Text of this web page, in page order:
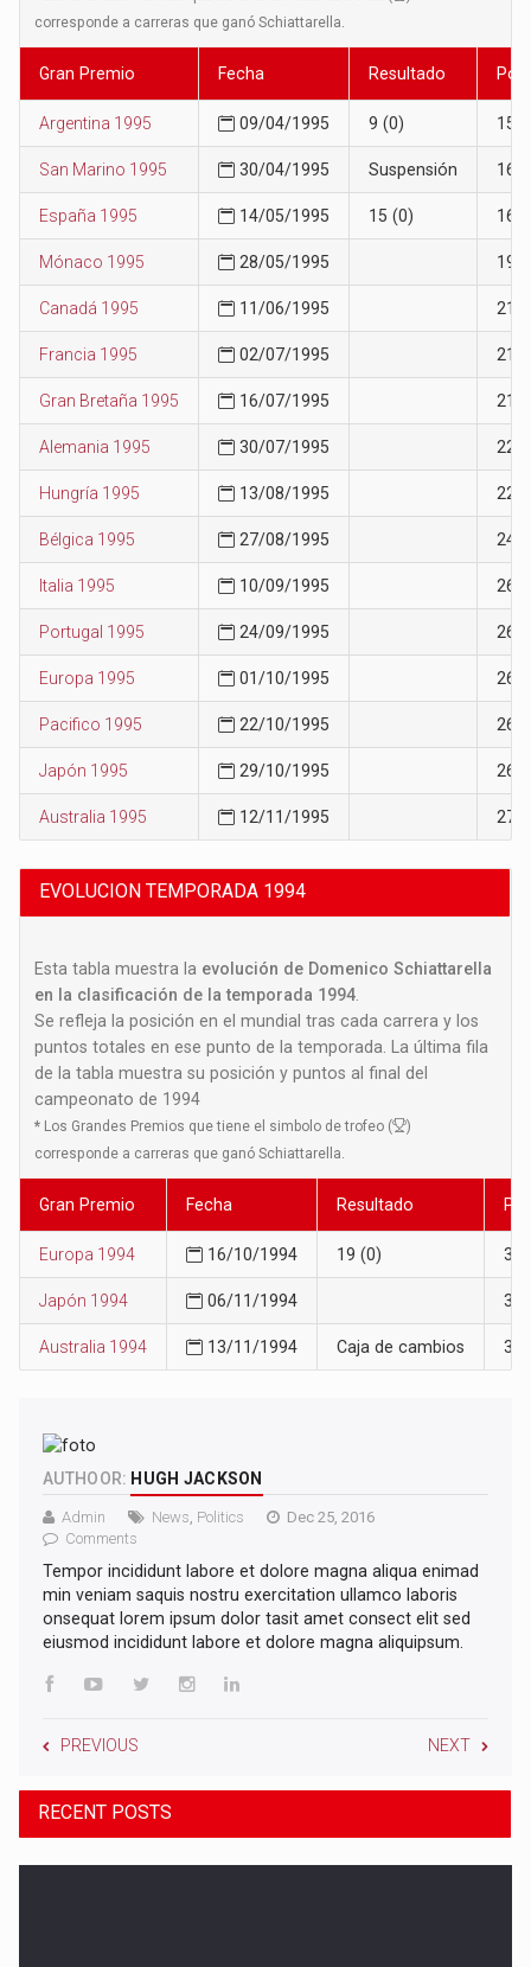
corresponde a carreras que ganó Schiattarella.
Gran Premio Fecha Resultado
Argentina 1995 09/04/1995 9 (0) 15
San Marino 1995 30/04/1995 Suspensión 16
España 1995 14/05/1995 15 (0) 16
Mónaco 1995 28/05/1995 19
Canadá 1995 11/06/1995 21
Francia 1995 02/07/1995 21
Gran Bretaña 1995 16/07/1995 21
Alemania 1995 30/07/1995 22
Hungría 1995 13/08/1995 22
Bélgica 1995 27/08/1995 24
Italia 1995 10/09/1995 26
Portugal 1995 24/09/1995 26
Europa 1995 01/10/1995 26
Pacifico 1995 22/10/1995 26
Japón 1995 29/10/1995 26
Australia 1995 12/11/1995 27
EVOLUCION TEMPORADA 1994
Esta tabla muestra la evolución de Domenico Schiattarella
en la clasificación de la temporada 1994
Se refleja la posición en el mundial tras cada carrera y los
puntos totales en ese punto de la temporada. La última fila
de la tabla muestra su posición y puntos al final del
campeonato de 1994
* Los Grandes Premios que tiene el simbolo de trofeo (
)
corresponde a carreras que ganó Schiattarella.
Gran Premio Fecha Resultado
Europa 1994 16/10/1994 19 (0) 34
Japón 1994 06/11/1994 36
Australia 1994 13/11/1994 Caja de cambios 37
AUTHOOR: HUGH JACKSON
Admin News Politics
Dec 25, 2016
Comments
Tempor incididunt labore et dolore magna aliqua enimad
min veniam saquis nostru exercitation ullamco laboris
onsequat lorem ipsum dolor tasit amet consect elit sed
eiusmod incididunt labore et dolore magna aliquipsum.
PREVIOUS NEXT
RECENT POSTS